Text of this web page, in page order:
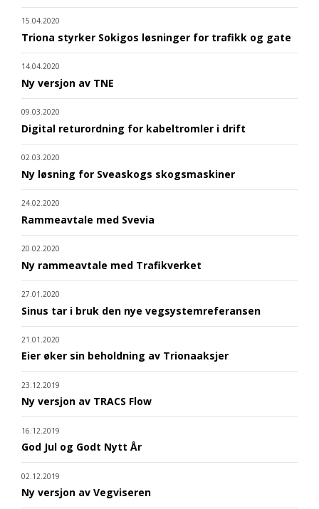
15.04.2020
Triona styrker Sokigos løsninger for trafikk og gate
14.04.2020
Ny versjon av TNE
09.03.2020
Digital returordning for kabeltromler i drift
02.03.2020
Ny løsning for Sveaskogs skogsmaskiner
24.02.2020
Rammeavtale med Svevia
20.02.2020
Ny rammeavtale med Trafikverket
27.01.2020
Sinus tar i bruk den nye vegsystemreferansen
21.01.2020
Eier øker sin beholdning av Trionaaksjer
23.12.2019
Ny versjon av TRACS Flow
16.12.2019
God Jul og Godt Nytt År
02.12.2019
Ny versjon av Vegviseren